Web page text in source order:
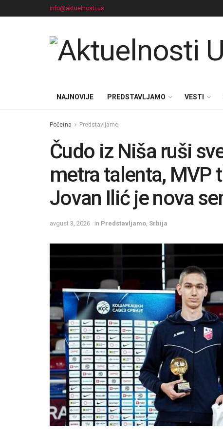
info@aktuelnosti.us
NAJNOVIJE PREDSTAVLJAMO VESTI
Početna Predstavljamo
Čudo iz Niša ruši
metra talenta, MVP
Jovan Ilić je nova
avgust 3, 2026 in Predstavljamo Srbija